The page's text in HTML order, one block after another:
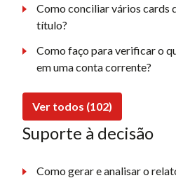
Como conciliar vários cards
título?
Como faço para verificar o
em uma conta corrente?
Ver todos (102)
Suporte à decisão
Como gerar e analisar o